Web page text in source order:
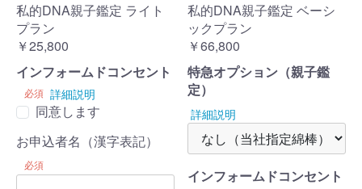
私的DNA親子鑑定 ライト
プラン
￥25,800
インフォームドコンセント
必須 詳細説明
同意します
お申込者名（漢字表記）
必須
私的DNA親子鑑定 ベーシ
ックプラン
￥66,800
特急オプション（親子鑑
定）
詳細説明
インフォームドコンセント